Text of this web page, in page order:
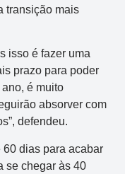
transição mais
isso é fazer uma
prazo para poder
é muito
absorver com
defendeu.
60 dias para acabar
se chegar às 40